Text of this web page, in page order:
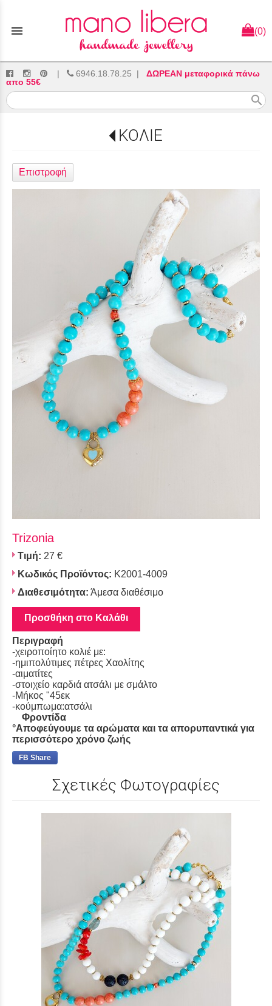
menu (0)
| 6946.18.78.25 | ΔΩΡΕΑΝ μεταφορικά πάνω
απο 55€
search
ΚΟΛΙΕ
Επιστροφή
Trizonia
Τιμή: 27 €
Κωδικός Προϊόντος: Κ2001-4009
Διαθεσιμότητα: Άμεσα διαθέσιμο
Προσθήκη στο Καλάθι
Περιγραφή
-χειροποίητο κολιέ με:
-ημιπολύτιμες πέτρες Χαολίτης
-αιματίτες
-στοιχείο καρδιά ατσάλι με σμάλτο
-Μήκος "45εκ
-κούμπωμα:ατσάλι
Φροντίδα
°Αποφεύγουμε τα αρώματα και τα απορυπαντικά για
περισσότερο χρόνο ζωής
FB Share
Σχετικές Φωτογραφίες